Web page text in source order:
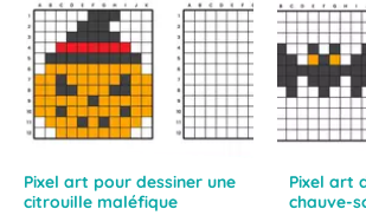
Pixel art pour dessiner une
citrouille maléfique
Pixel art
chauve-